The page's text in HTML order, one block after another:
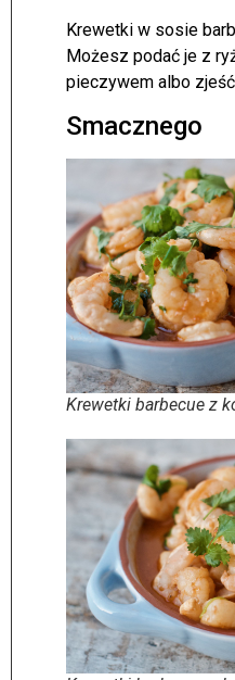
Krewetki w sosie
Możesz podać je z
pieczywem albo
Smacznego
Krewetki barbecue z